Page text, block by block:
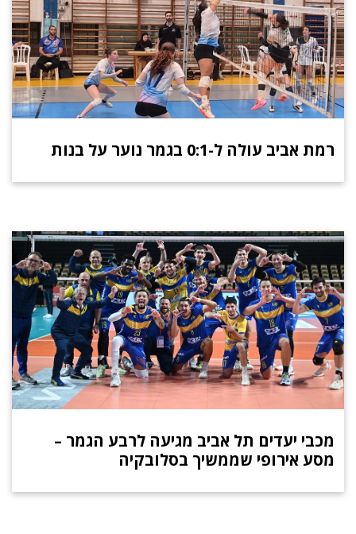
רמת אביב עולה ל-0:1 בגמר נוער על בנות
מכבי יעדים תל אביב מגיעה לרבע הגמר –
מסע אירופי שממשיך בסלובקיה